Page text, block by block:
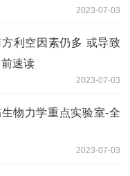
2023-07-03
利空因素仍多 或导致
速读
2023-07-03
物力学重点实验室-全
2023-07-03